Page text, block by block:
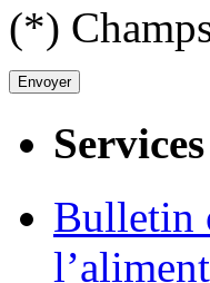
(*)
Bulletin